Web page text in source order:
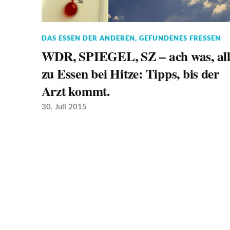
DAS ESSEN DER ANDEREN , GEFUNDENES FRESSEN
WDR, SPIEGEL, SZ – ach was,
zu Essen bei Hitze: Tipps, bis der
Arzt kommt.
30. Juli 2015